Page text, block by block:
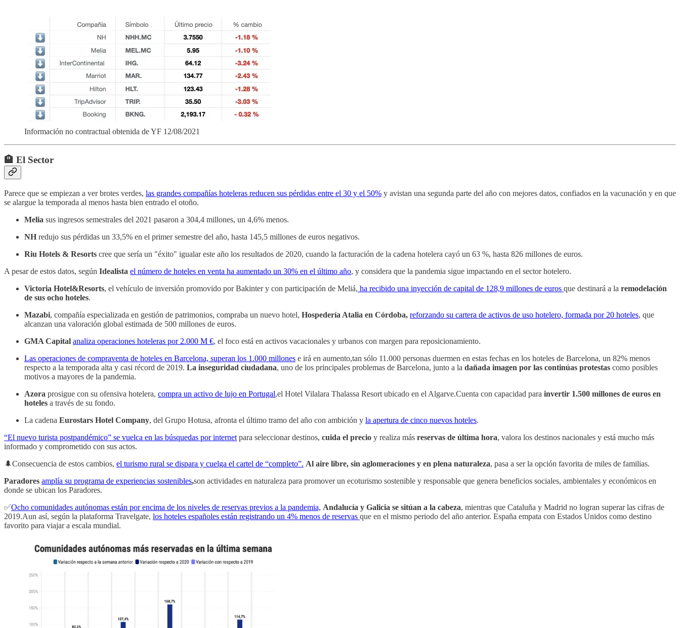
Información no contractual obtenida de YF 12/08/2021
🏨 El Sector
Parece que se empiezan a ver brotes verdes, las grandes compañías hoteleras reducen sus pérdidas entre el 30 y el 50% y avistan una segunda parte del año con mejores datos, confiados en la vacunación y en que
se alargue la temporada al menos hasta bien entrado el otoño.
Melia sus ingresos semestrales del 2021 pasaron a 304,4 millones, un 4,6% menos.
NH redujo sus pérdidas un 33,5% en el primer semestre del año, hasta 145,5 millones de euros negativos.
Riu Hotels & Resorts cree que sería un "éxito" igualar este año los resultados de 2020, cuando la facturación de la cadena hotelera cayó un 63 %, hasta 826 millones de euros.
A pesar de estos datos, según Idealista el número de hoteles en venta ha aumentado un 30% en el último año, y considera que la pandemia sigue impactando en el sector hotelero.
Victoria Hotel&Resorts, el vehículo de inversión promovido por Bakinter y con participación de Meliá, ha recibido una inyección de capital de 128,9 millones de euros que destinará a la remodelación
de sus ocho hoteles.
Mazabi, compañía especializada en gestión de patrimonios, compraba un nuevo hotel, Hospedería Atalia en Córdoba, reforzando su cartera de activos de uso hotelero, formada por 20 hoteles, que
alcanzan una valoración global estimada de 500 millones de euros.
GMA Capital analiza operaciones hoteleras por 2.000 M €, el foco está en activos vacacionales y urbanos con margen para reposicionamiento.
Las operaciones de compraventa de hoteles en Barcelona, superan los 1.000 millones e irá en aumento,tan sólo 11.000 personas duermen en estas fechas en los hoteles de Barcelona, un 82% menos
respecto a la temporada alta y casi récord de 2019. La inseguridad ciudadana, uno de los principales problemas de Barcelona, junto a la dañada imagen por las continúas protestas como posibles
motivos a mayores de la pandemia.
Azora prosigue con su ofensiva hotelera, compra un activo de lujo en Portugal,el Hotel Vilalara Thalassa Resort ubicado en el Algarve.Cuenta con capacidad para invertir 1.500 millones de euros en
hoteles a través de su fondo.
La cadena Eurostars Hotel Company, del Grupo Hotusa, afronta el último tramo del año con ambición y la apertura de cinco nuevos hoteles.
“El nuevo turista postpandémico” se vuelca en las búsquedas por internet para seleccionar destinos, cuida el precio y realiza más reservas de última hora, valora los destinos nacionales y está mucho más
informado y comprometido con sus actos.
🌲Consecuencia de estos cambios, el turismo rural se dispara y cuelga el cartel de “completo”. Al aire libre, sin aglomeraciones y en plena naturaleza, pasa a ser la opción favorita de miles de familias.
Paradores amplía su programa de experiencias sostenibles,son actividades en naturaleza para promover un ecoturismo sostenible y responsable que genera beneficios sociales, ambientales y económicos en
donde se ubican los Paradores.
✅Ocho comunidades autónomas están por encima de los niveles de reservas previos a la pandemia, Andalucía y Galicia se sitúan a la cabeza, mientras que Cataluña y Madrid no logran superar las cifras de
2019.Aun así, según la plataforma Travelgate, los hoteles españoles están registrando un 4% menos de reservas que en el mismo periodo del año anterior. España empata con Estados Unidos como destino
favorito para viajar a escala mundial.